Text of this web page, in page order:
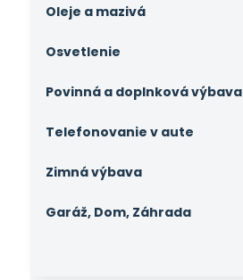
Oleje a mazivá
Osvetlenie
Povinná a doplnková výbava
Telefonovanie v aute
Zimná výbava
Garáž, Dom, Záhrada